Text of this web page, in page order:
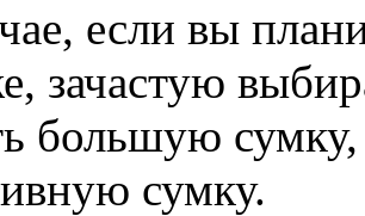
если вы
зачастую
большую
сумку.